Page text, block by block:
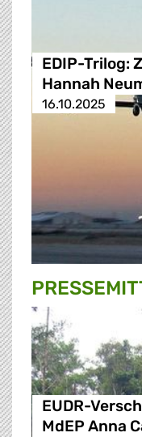
EDIP-Trilog:
Hannah
16.10.2025
EUDR-
MdEP Anna